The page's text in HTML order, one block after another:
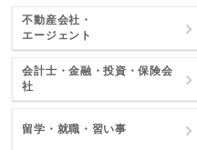
不動産会社・
エージェント
会計士・金融・投資・保険会
社
留学・就職・習い事